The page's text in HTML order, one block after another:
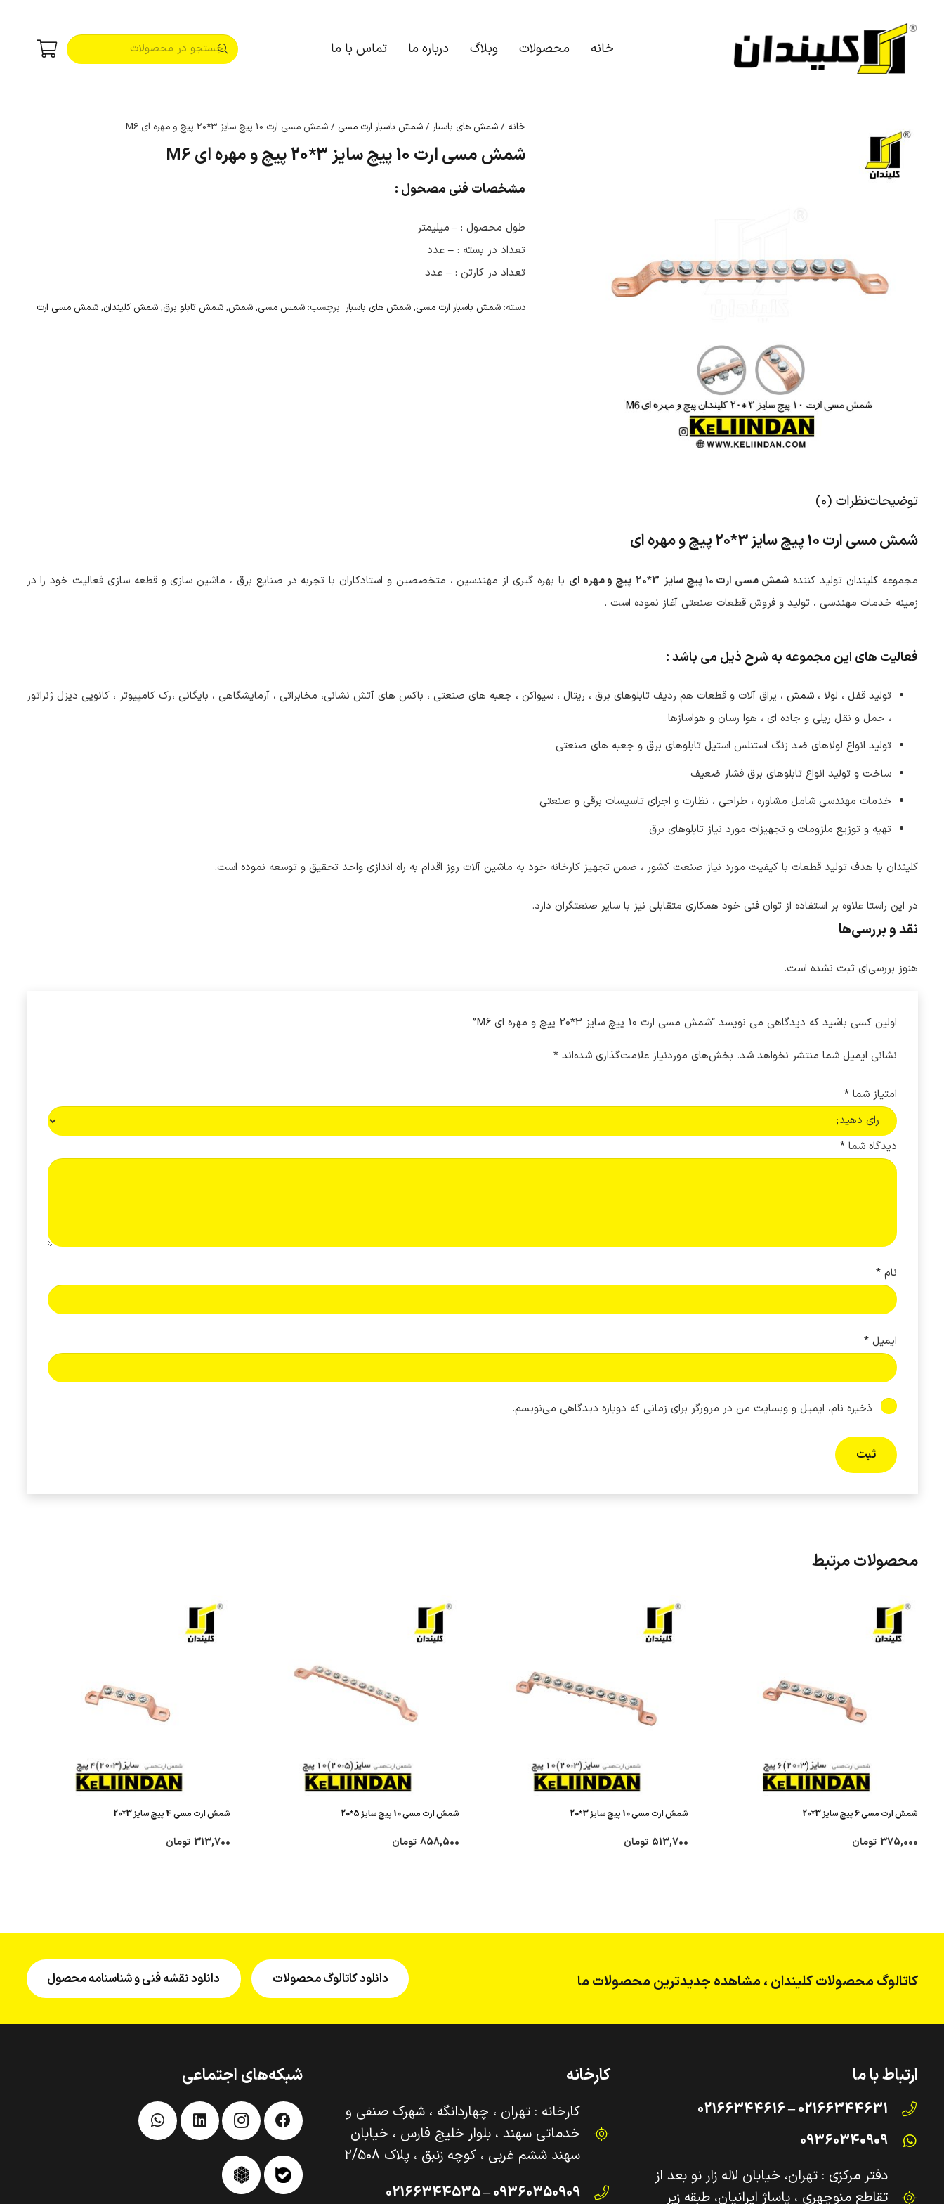
خانه محصولات وبلاگ درباره ما تماس با ما
خانه /شمش های باسبار /شمش باسبار ارت مسی / شمش مسی ارت 10 پیچ سایز 3*20 پیچ و مهره ای M6
شمش مسی ارت 10 پیچ سایز 3*20 پیچ و مهره ای M6
مشخصات فنی مصحول :
طول محصول : –میلیمتر
تعداد در بسته : –عدد
تعداد در کارتن : –عدد
دسته: شمش باسبار ارت مسی,شمش های باسبار برچسب:شمس مسی,شمش,شمش تابلو برق,شمش کلیندان,شمش مسی ارت
توضیحاتنظرات (0)
شمش مسی ارت 10 پیچ سایز 20*3پیچ و مهره ای
مجموعهکلیندان تولید کننده شمش مسی ارت 10 پیچ سایز 20*3 پیچ و مهره ای با بهره گیری از مهندسین ، متخصصین و استادکاران با تجربه در صنایع برق ، ماشین سازی و قطعه سازی فعالیت خود را در
زمینه خدمات مهندسی ، تولید و فروش قطعات صنعتی آغاز نموده است .
فعالیت های این مجموعه به شرح ذیل می باشد :
تولید قفل ، لولا ،شمش ، یراق آلات و قطعات هم ردیف تابلوهای برق ، ریتال ، سیواکن ، جعبه های صنعتی ، باکس های آتش نشانی، مخابراتی ، آزمایشگاهی ، بایگانی ،رک کامپیوتر ، کانوپی دیزل ژنراتور
، حمل و نقل ریلی و جاده ای ، هوا رسان و هواسازها
تولید انواع لولاهای ضد زنگ استنلس استیل تابلوهای برق و جعبه های صنعتی
ساخت و تولید انواع تابلوهای برق فشار ضعیف
خدمات مهندسی شامل مشاوره ، طراحی ، نظارت و اجرای تاسیسات برقی و صنعتی
تهیه و توزیع ملزومات و تجهیزات مورد نیاز تابلوهای برق
کلیندان با هدف تولید قطعات با کیفیت مورد نیاز صنعت کشور ، ضمن تجهیز کارخانه خود به ماشین آلات روز اقدام به راه اندازی واحد تحقیق و توسعه نموده است.
در این راستا علاوه بر استفاده از توان فنی خود همکاری متقابلی نیز با سایر صنعتگران دارد.
نقد و بررسی‌ها
هنوز بررسی‌ای ثبت نشده است.
اولین کسی باشید که دیدگاهی می نویسد “شمش مسی ارت 10 پیچ سایز 3*20 پیچ و مهره ای M6”
نشانی ایمیل شما منتشر نخواهد شد. بخش‌های موردنیاز علامت‌گذاری شده‌اند*
امتیاز شما*
دیدگاه شما*
نام*
ایمیل*
ذخیره نام، ایمیل و وبسایت من در مرورگر برای زمانی که دوباره دیدگاهی می‌نویسم.
محصولات مرتبط
شمش ارت مسی 6 پیچ سایز 3*20
375,000 تومان
شمش ارت مسی 10 پیچ سایز 3*20
513,700 تومان
شمش ارت مسی 10 پیچ سایز 5*20
858,500 تومان
شمش ارت مسی 4 پیچ سایز 3*20
313,700 تومان
کاتالوگ محصولات کلیندان ، مشاهده جدیدترین محصولات ما دانلود کاتالوگ محصولات دانلود نقشه فنی و شناسنامه محصول
ارتباط با ما
02166344631 – 02166344616
09360340909
دفتر مرکزی : تهران، خیابان لاله زار نو بعد از
تقاطع منوچهری ، پاساژ ایرانیان، طبقه زیر
کارخانه
کارخانه : تهران ، چهاردانگه ، شهرک صنفی و‌
خدماتی سهند ، بلوار خلیج فارس ، خیابان
سهند ششم غربی ، کوچه زنبق ، پلاک ۲/۵۰۸
09360350909 – 02166344535
شبکه‌های اجتماعی